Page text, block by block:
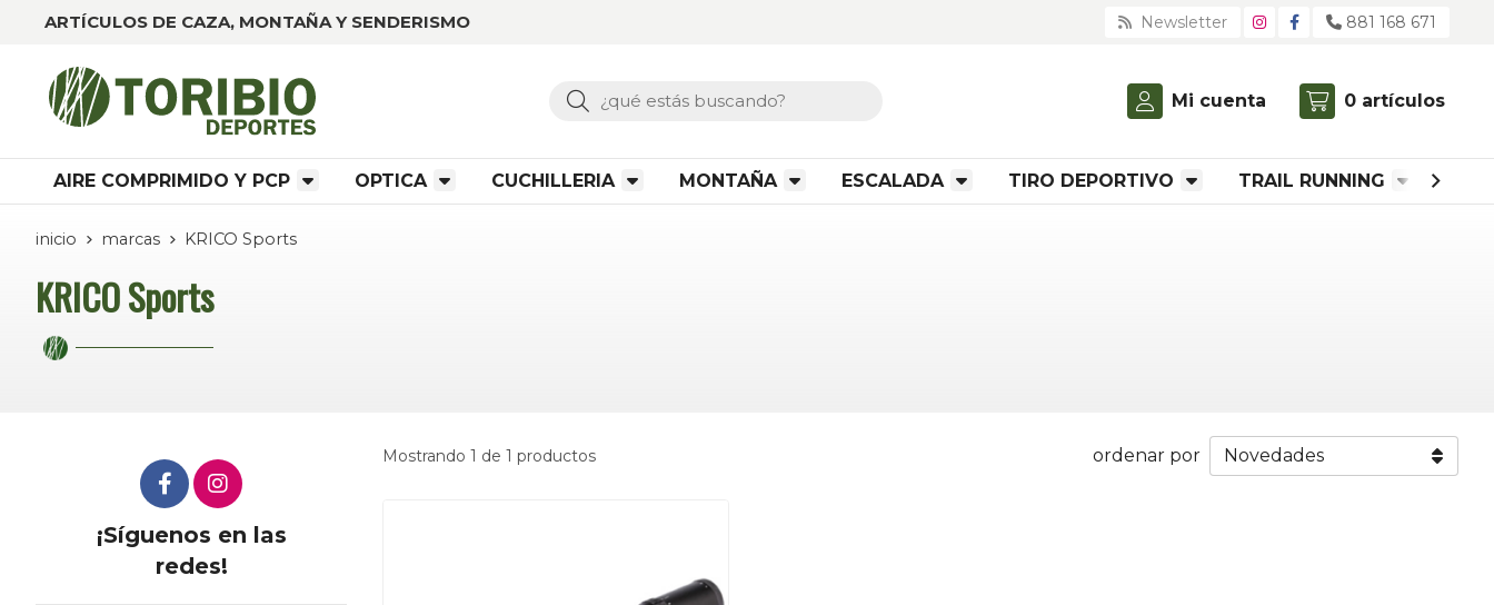
ARTÍCULOS DE CAZA, MONTAÑA Y SENDERISMO Newsletter 881 168 671
Buscar Mi cuenta 0 artículos
AIRE COMPRIMIDO Y PCP OPTICA CUCHILLERIA MONTAÑA ESCALADA TIRO DEPORTIVO TRAIL RUNNING
inicio marcas KRICO Sports
KRICO Sports
Mostrando 1 de 1 productos ordenar por
¡Síguenos en las
redes!